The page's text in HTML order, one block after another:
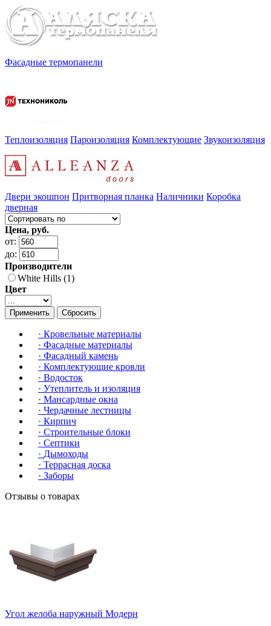
Фасадные термопанели
Теплоизоляция Пароизоляция Комплектующие Звукоизоляция
Двери экошпон Притворная планка Наличники Коробка
дверная
Цена, руб.
от:
до:
Производители
White Hills (1)
Цвет
Применить Сбросить
· Кровельные материалы
· Фасадные материалы
· Фасадный камень
· Комплектующие кровли
· Водосток
· Утеплитель и изоляция
· Мансардные окна
· Чердачные лестницы
· Кирпич
· Строительные блоки
· Септики
· Дымоходы
· Террасная доска
· Заборы
Отзывы о товарах
Угол желоба наружный Модерн